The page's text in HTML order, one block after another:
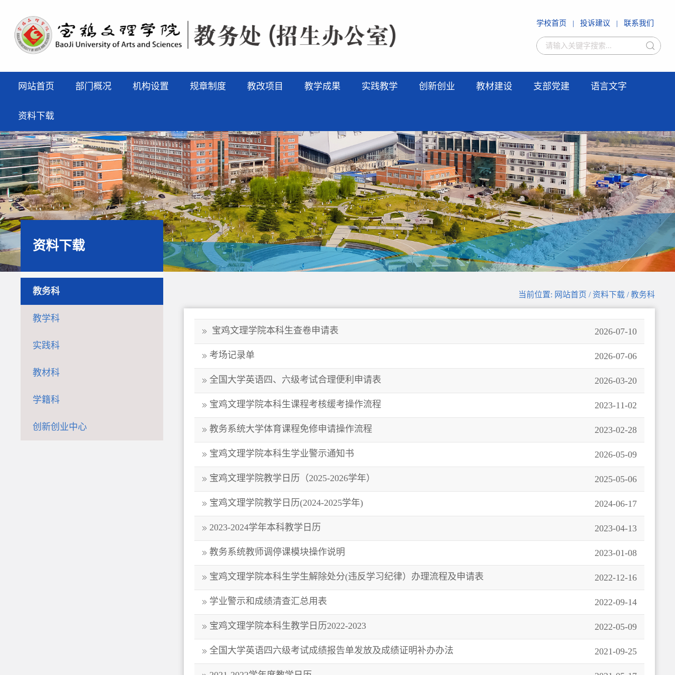
联系我们
|
投诉建议
|
学校首页
网站首页 部门概况 机构设置 规章制度 教改项目 教学成果 实践教学 创新创业 教材建设 支部党建 语言文字
资料下载
资料下载
教务科
教学科
实践科
教材科
学籍科
创新创业中心
当前位置: 网站首页 / 资料下载 / 教务科
宝鸡文理学院本科生查卷申请表 2026-07-10
考场记录单 2026-07-06
全国大学英语四、六级考试合理便利申请表 2026-03-20
宝鸡文理学院本科生课程考核缓考操作流程 2023-11-02
教务系统大学体育课程免修申请操作流程 2023-02-28
宝鸡文理学院本科生学业警示通知书 2026-05-09
宝鸡文理学院教学日历（2025-2026学年） 2025-05-06
宝鸡文理学院教学日历(2024-2025学年) 2024-06-17
2023-2024学年本科教学日历 2023-04-13
教务系统教师调停课模块操作说明 2023-01-08
宝鸡文理学院本科生学生解除处分(违反学习纪律）办理流程及申请表 2022-12-16
学业警示和成绩清查汇总用表 2022-09-14
宝鸡文理学院本科生教学日历2022-2023 2022-05-09
全国大学英语四六级考试成绩报告单发放及成绩证明补办办法 2021-09-25